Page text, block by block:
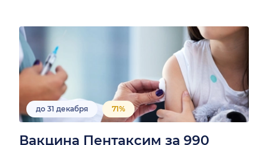
до 31 декабря 71%
Вакцина Пентаксим за 990